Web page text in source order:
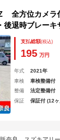
方位カメラ
退時ブレーキ
ライブレコー
ディオスイッ
ドランプ
支払総額(税込)
195 万円
年式 2021年
車検
車検整備付
整備
法定整備付
保証
保証付 (12